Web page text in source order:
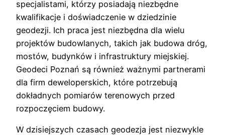
specjalistami, którzy posiadają niezbędne
kwalifikacje i doświadczenie w dziedzinie
geodezji. Ich praca jest niezbędna dla wielu
projektów budowlanych, takich jak budowa dróg,
mostów, budynków i infrastruktury miejskiej.
Geodeci Poznań są również ważnymi partnerami
dla firm deweloperskich, które potrzebują
dokładnych pomiarów terenowych przed
rozpoczęciem budowy.
W dzisiejszych czasach geodezja jest niezwykle